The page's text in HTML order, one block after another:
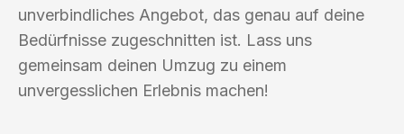
unverbindliches Angebot, das genau auf deine
Bedürfnisse zugeschnitten ist. Lass uns
gemeinsam deinen Umzug zu einem
unvergesslichen Erlebnis machen!